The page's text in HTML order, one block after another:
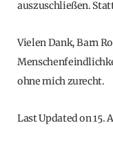
auszuschließen.
Vielen Dank, Barn
ohne mich zurecht.
Last Updated on 15.